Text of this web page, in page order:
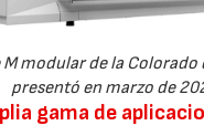
M modular de la Colorado
presentó en marzo de
gama de